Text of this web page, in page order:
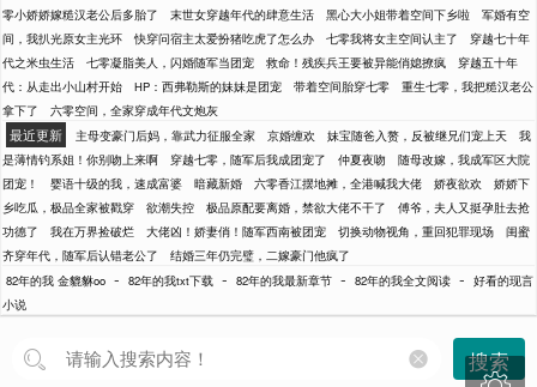
零小娇娇嫁糙汉老公后多胎了
末世女穿越年代的肆意生活 黑心大小姐带着空间下乡啦
军婚有空
间，我扒光原女主光环
快穿问宿主太爱扮猪吃虎了怎么办 七零我将女主空间认主了
穿越七十年
代之米虫生活
七零凝脂美人，闪婚随军当团宠 救命！残疾兵王要被异能俏媳撩疯
穿越五十年
代：从走出小山村开始
HP：西弗勒斯的妹妹是团宠 带着空间胎穿七零
重生七零，我把糙汉老公
拿下了
六零空间，全家穿成年代文炮灰
最近更新 主母变豪门后妈，靠武力征服全家 京婚缠欢 妹宝随爸入赘，反被继兄们宠上天
我
是薄情钓系姐！你别吻上来啊
穿越七零，随军后我成团宠了 仲夏夜吻
随母改嫁，我成军区大院
团宠！
婴语十级的我，速成富婆 暗藏新婚 六零香江摆地摊，全港喊我大佬 娇夜欲欢
娇娇下
乡吃瓜，极品全家被戳穿
欲潮失控 极品原配要离婚，禁欲大佬不干了
傅爷，夫人又挺孕肚去抢
功德了
我在万界捡破烂 大佬凶！娇妻俏！随军西南被团宠 切换动物视角，重回犯罪现场
闺蜜
齐穿年代，随军后认错老公了
结婚三年仍完璧，二嫁豪门他疯了
82年的我 金貔貅oo - 82年的我txt下载 - 82年的我最新章节 - 82年的我全文阅读 - 好看的现言
小说
搜索